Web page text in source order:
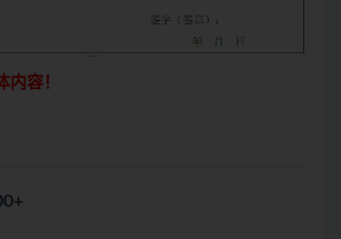
内容！